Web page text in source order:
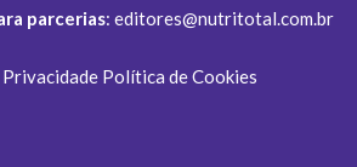
parcerias: editores@nutritotal.com.br
Política de Cookies